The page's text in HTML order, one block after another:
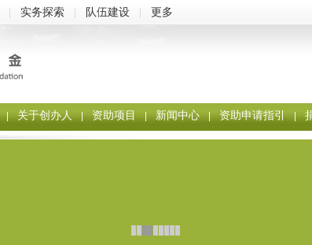
实务探索 队伍建设 更多
关于创办人 资助项目 新闻中心 资助申请指引